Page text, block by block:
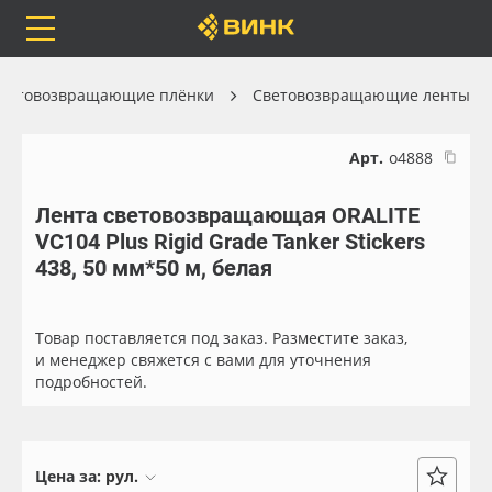
Каталог
Orafol
Бренды
Доставка
Весь каталог
Рулонные материалы
Самоклеящиеся плёнки
Листовые материалы
плёнки Световозвращающие ленты
Арт. о4888
Лента световозвращающая ORALITE
VC104 Plus Rigid Grade Tanker Stickers
438, 50 мм*50 м, белая
Товар поставляется под заказ. Разместите заказ,
и менеджер свяжется с вами для уточнения
подробностей.
Цена за: рул.